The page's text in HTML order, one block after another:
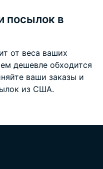
посылок в
от веса ваших
дешевле обходится
ваши заказы и
из США.